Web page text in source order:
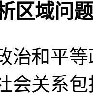
区域问题
治和平
会关系